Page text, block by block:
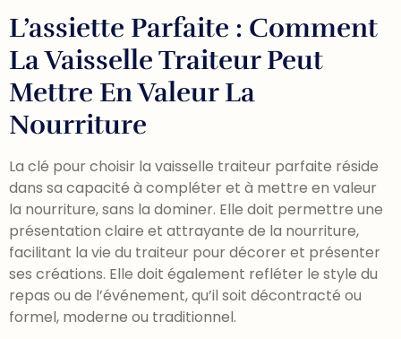
L’assiette Parfaite : Comment
La Vaisselle Traiteur Peut
Mettre En Valeur La
Nourriture
La clé pour choisir la vaisselle traiteur parfaite réside
dans sa capacité à compléter et à mettre en valeur
la nourriture, sans la dominer. Elle doit permettre une
présentation claire et attrayante de la nourriture,
facilitant la vie du traiteur pour décorer et présenter
ses créations. Elle doit également refléter le style du
repas ou de l’événement, qu’il soit décontracté ou
formel, moderne ou traditionnel.